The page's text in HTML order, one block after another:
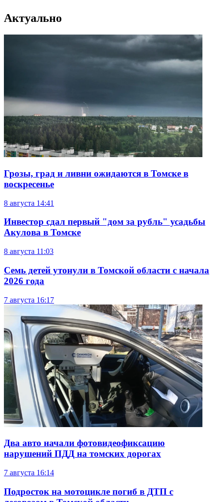
Актуально
Грозы, град и ливни ожидаются в Томске в
воскресенье
8 августа 14:41
Инвестор сдал первый "дом за рубль" усадьбы
Акулова в Томске
8 августа 11:03
Семь детей утонули в Томской области с начала
2026 года
7 августа 16:17
Два авто начали фотовидеофиксацию
нарушений ПДД на томских дорогах
7 августа 16:14
Подросток на мотоцикле погиб в ДТП с